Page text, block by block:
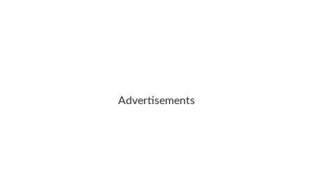
Advertisements